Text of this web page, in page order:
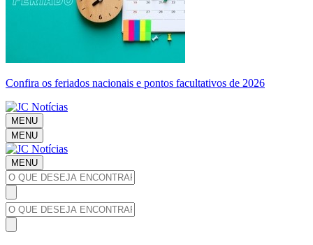
Confira os feriados nacionais e pontos facultativos de 2026
MENU
MENU
MENU